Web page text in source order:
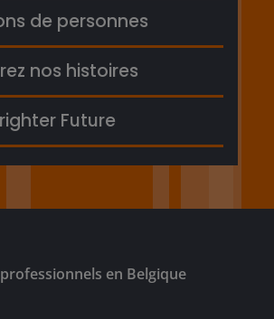
de personnes
nos histoires
Future
en Belgique